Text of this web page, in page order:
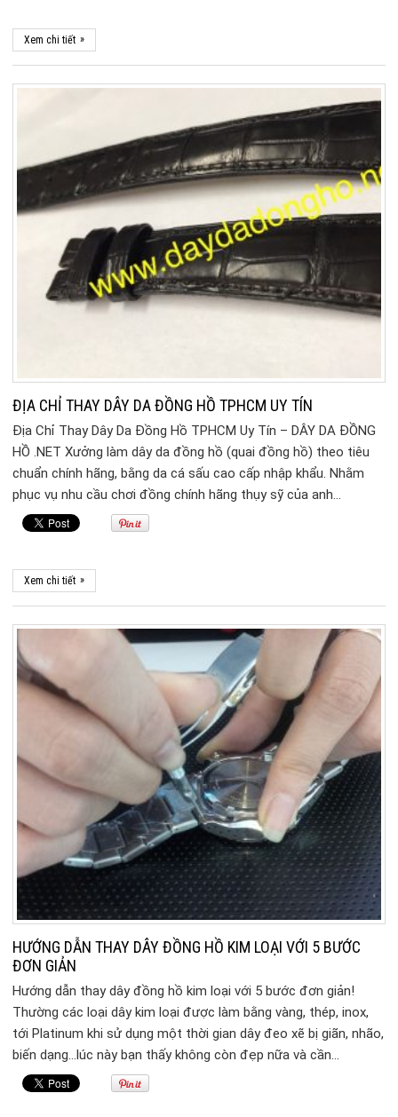
Xem chi tiết »
ĐỊA CHỈ THAY DÂY DA ĐỒNG HỒ TPHCM UY TÍN
Địa Chỉ Thay Dây Da Đồng Hồ TPHCM Uy Tín – DÂY DA ĐỒNG
HỒ .NET Xưởng làm dây da đồng hồ (quai đồng hồ) theo tiêu
chuẩn chính hãng, bằng da cá sấu cao cấp nhập khẩu. Nhằm
phục vụ nhu cầu chơi đồng chính hãng thụy sỹ của anh…
Xem chi tiết »
HƯỚNG DẪN THAY DÂY ĐỒNG HỒ KIM LOẠI VỚI 5 BƯỚC
ĐƠN GIẢN
Hướng dẫn thay dây đồng hồ kim loại với 5 bước đơn giản!
Thường các loại dây kim loại được làm bằng vàng, thép, inox,
tới Platinum khi sử dụng một thời gian dây đeo xẽ bị giãn, nhão,
biến dạng…lúc này bạn thấy không còn đẹp nữa và cần…